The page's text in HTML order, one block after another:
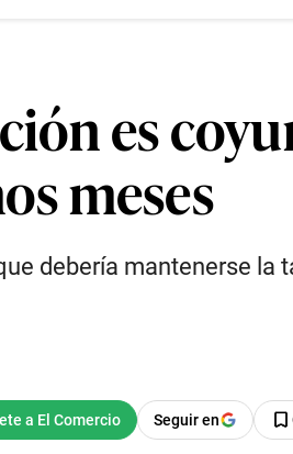
es
meses
debería mantenerse
Seguir en